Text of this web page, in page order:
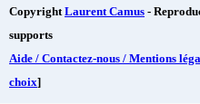
Copyright Laurent Camus -
supports
Aide / Contactez-nous / Mentions
choix]